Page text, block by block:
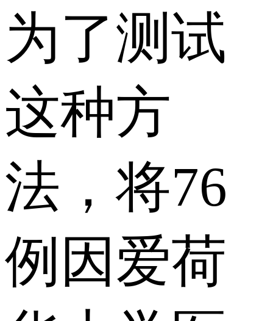
为了测试
这种方
法，将76
例因爱荷